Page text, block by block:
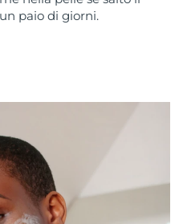
paio di giorni.